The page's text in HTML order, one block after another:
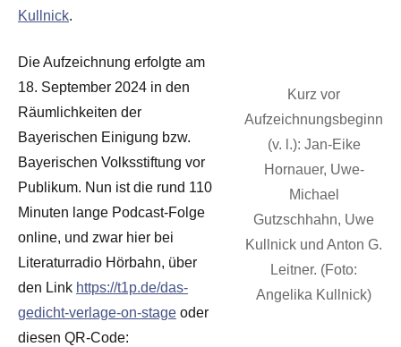
Kullnick.
Kurz vor
Aufzeichnungsbeginn
(v. l.): Jan-Eike
Hornauer, Uwe-
Michael
Gutzschhahn, Uwe
Kullnick und Anton G.
Leitner. (Foto:
Angelika Kullnick)
Die Aufzeichnung erfolgte am
18. September 2024 in den
Räumlichkeiten der
Bayerischen Einigung bzw.
Bayerischen Volksstiftung vor
Publikum. Nun ist die rund 110
Minuten lange Podcast-Folge
online, und zwar hier bei
Literaturradio Hörbahn, über
den Link https://t1p.de/das-
gedicht-verlage-on-stage oder
diesen QR-Code: